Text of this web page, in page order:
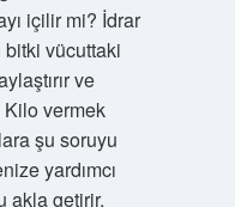
içilir mi? İdrar
vücuttaki
ve
Kilo vermek
şu soruyu
yardımcı
akla getirir.